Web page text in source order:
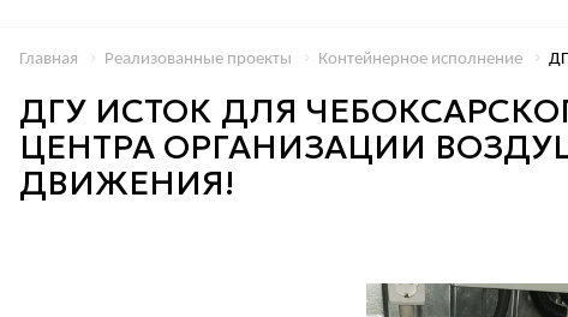
Главная Реализованные проекты Контейнерное исполнение
ДГУ ИСТОК ДЛЯ
ЦЕНТРА ОРГАНИЗАЦИИ
ДВИЖЕНИЯ!